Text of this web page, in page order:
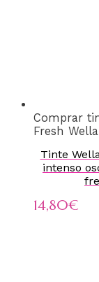
Comprar
Fresh Wella
Tinte
intenso
14,80€